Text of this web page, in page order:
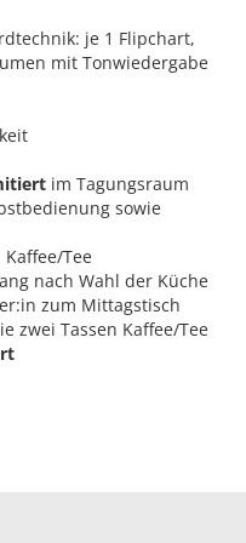
je 1 Flipchart,
mit Tonwiedergabe
im Tagungsraum
sowie
Kaffee/Tee
nach Wahl der Küche
zum Mittagstisch
zwei Tassen Kaffee/Tee